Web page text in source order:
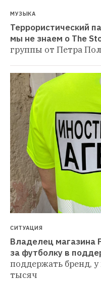
МУЗЫКА
Террористический
мы не знаем о The
группы от Петра
СИТУАЦИЯ
Владелец магазина
за футболку в
поддержать бренд,
тысяч